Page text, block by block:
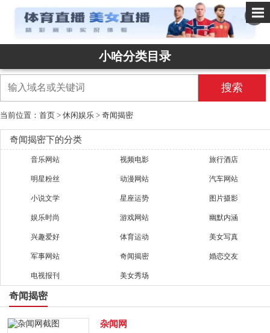
✕
小哈分类目录
搜索
当前位置： 首页 > 休闲娱乐 > 奇闻揭密
奇闻揭密下的分类
音乐网站 视频电影 旅行酒店
明星粉丝 动漫网站 汽车网站
小说文学 星座运势 图片摄影
娱乐时尚 游戏网站 幽默内涵
兴趣爱好 体育运动 美女写真
军事网站 奇闻揭密 婚恋交友
电视报刊 美女秀场
奇闻揭密
杂闻网